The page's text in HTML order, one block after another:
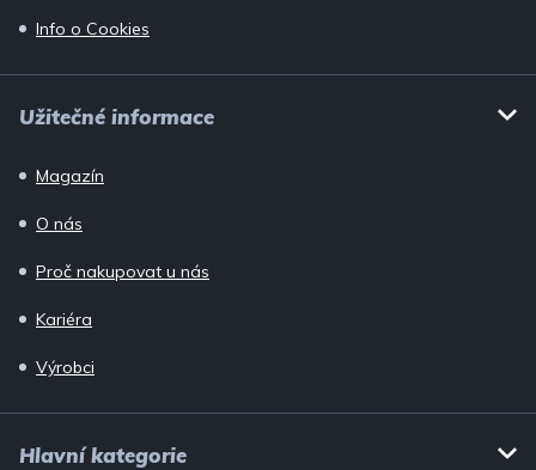
Info o Cookies
Užitečné informace
Magazín
O nás
Proč nakupovat u nás
Kariéra
Výrobci
Hlavní kategorie